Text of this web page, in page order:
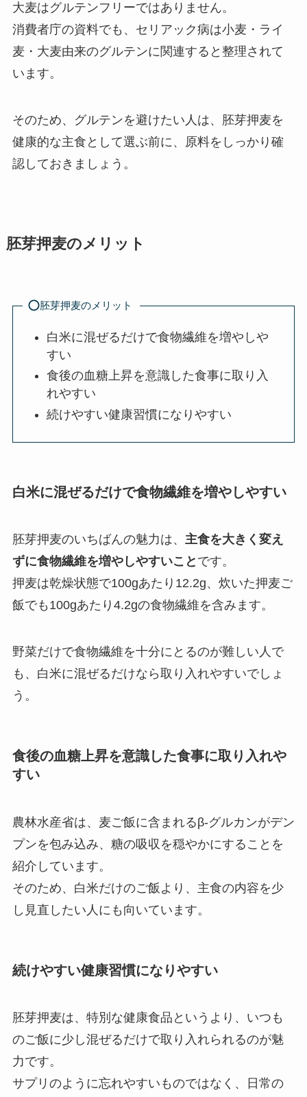
大麦はグルテンフリーではありません。
消費者庁の資料でも、セリアック病は小麦・ライ
麦・大麦由来のグルテンに関連すると整理されて
います。
そのため、グルテンを避けたい人は、胚芽押麦を
健康的な主食として選ぶ前に、原料をしっかり確
認しておきましょう。
胚芽押麦のメリット
胚芽押麦のメリット
白米に混ぜるだけで食物繊維を増やしや
すい
食後の血糖上昇を意識した食事に取り入
れやすい
続けやすい健康習慣になりやすい
白米に混ぜるだけで食物繊維を増やしやすい
胚芽押麦のいちばんの魅力は、 主食を大きく変え
ずに食物繊維を増やしやすいこと です。
押麦は乾燥状態で100gあたり12.2g、炊いた押麦ご
飯でも100gあたり4.2gの食物繊維を含みます。
野菜だけで食物繊維を十分にとるのが難しい人で
も、白米に混ぜるだけなら取り入れやすいでしょ
う。
食後の血糖上昇を意識した食事に取り入れや
すい
農林水産省は、麦ご飯に含まれるβ-グルカンがデン
プンを包み込み、糖の吸収を穏やかにすることを
紹介しています。
そのため、白米だけのご飯より、主食の内容を少
し見直したい人にも向いています。
続けやすい健康習慣になりやすい
胚芽押麦は、特別な健康食品というより、いつも
のご飯に少し混ぜるだけで取り入れられるのが魅
力です。
サプリのように忘れやすいものではなく、日常の